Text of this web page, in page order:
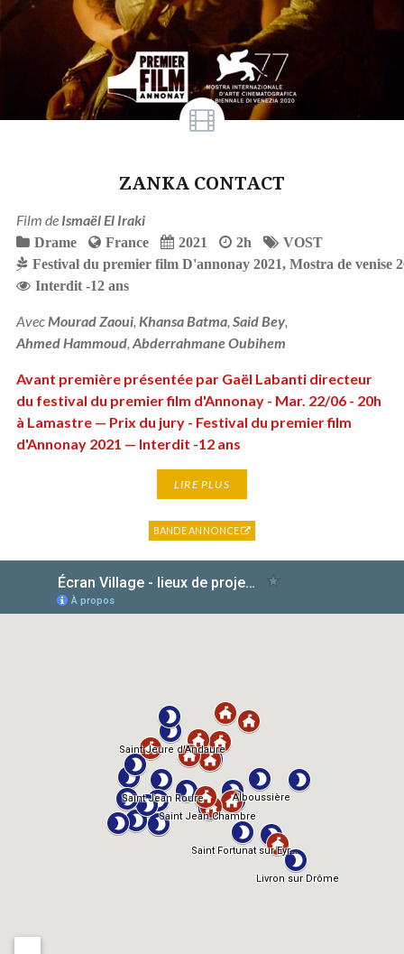
ZANKA CONTACT
Film de Ismaël El Iraki
Drame France 2021 2h
VOST
Festival du premier film D'annonay 2021, Mostra de venise
Interdit -12 ans
AvecMourad Zaoui, Khansa Batma, Said Bey,
Ahmed Hammoud, Abderrahmane Oubihem
Avant première présentée par Gaël Labanti directeur
du festival du premier film d'Annonay - Mar. 22/06 - 20h
à Lamastre — Prix du jury - Festival du premier film
d'Annonay 2021 — Interdit -12 ans
LIRE PLUS
BANDE ANNONCE